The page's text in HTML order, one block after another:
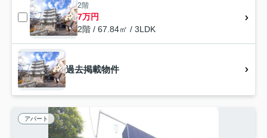
2階
7万円
2階 / 67.84㎡ / 3LDK
過去掲載物件
アパート